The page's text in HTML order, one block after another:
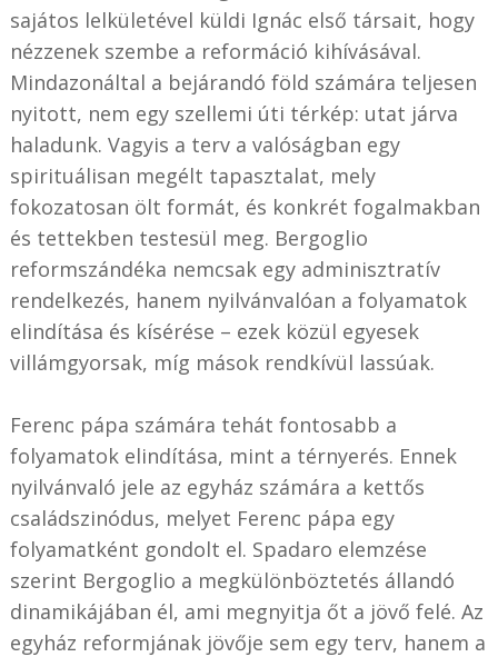
sajátos lelkületével küldi Ignác első társait, hogy
nézzenek szembe a reformáció kihívásával.
Mindazonáltal a bejárandó föld számára teljesen
nyitott, nem egy szellemi úti térkép: utat járva
haladunk. Vagyis a terv a valóságban egy
spirituálisan megélt tapasztalat, mely
fokozatosan ölt formát, és konkrét fogalmakban
és tettekben testesül meg. Bergoglio
reformszándéka nemcsak egy adminisztratív
rendelkezés, hanem nyilvánvalóan a folyamatok
elindítása és kísérése – ezek közül egyesek
villámgyorsak, míg mások rendkívül lassúak.
Ferenc pápa számára tehát fontosabb a
folyamatok elindítása, mint a térnyerés. Ennek
nyilvánvaló jele az egyház számára a kettős
családszinódus, melyet Ferenc pápa egy
folyamatként gondolt el. Spadaro elemzése
szerint Bergoglio a megkülönböztetés állandó
dinamikájában él, ami megnyitja őt a jövő felé. Az
egyház reformjának jövője sem egy terv, hanem a